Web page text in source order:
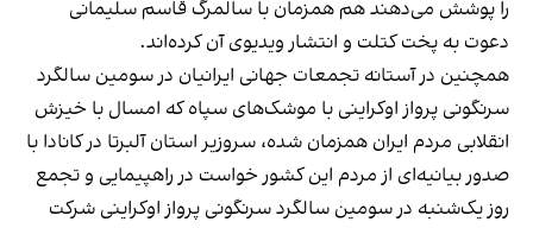
را پوشش می‌دهند هم همزمان با سالمرگ قاسم سلیمانی
دعوت به پخت کتلت و انتشار ویدیوی آن کرده‌اند.
همچنین در آستانه تجمعات جهانی ایرانیان در سومین سالگرد
سرنگونی پرواز اوکراینی با موشک‌های سپاه که امسال با خیزش
انقلابی مردم ایران همزمان شده، سروزیر استان آلبرتا در کانادا با
صدور بیانیه‌ای از مردم این کشور خواست در راهپیمایی و تجمع
روز یک‌شنبه در سومین سالگرد سرنگونی پرواز اوکراینی شرکت